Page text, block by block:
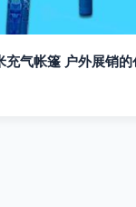
气帐篷 户外展销的